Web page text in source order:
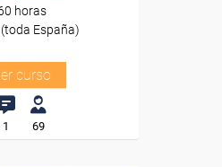
horas
España)
curso
1 69